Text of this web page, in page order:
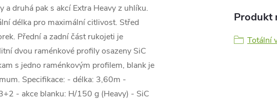
druhá pak s akcí Extra Heavy z uhlíku.
délka pro maximální citlivost. Střed
Přední a zadní část rukojeti je
dvou raménkové profily osazeny SiC
s jedno raménkovým profilem, blank je
Specifikace: - délka: 3,60m -
- akce blanku: H/150 g (Heavy) - SiC
Produkt
Totální